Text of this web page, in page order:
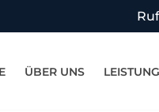
ÜBER UNS